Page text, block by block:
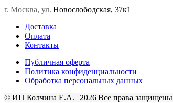
г. Москва, ул. Новослободская, 37к1
Доставка
Оплата
Контакты
Публичная оферта
Политика конфиденциальности
Обработка персональных данных
© ИП Колчина Е.А. | 2026 Все права защищены